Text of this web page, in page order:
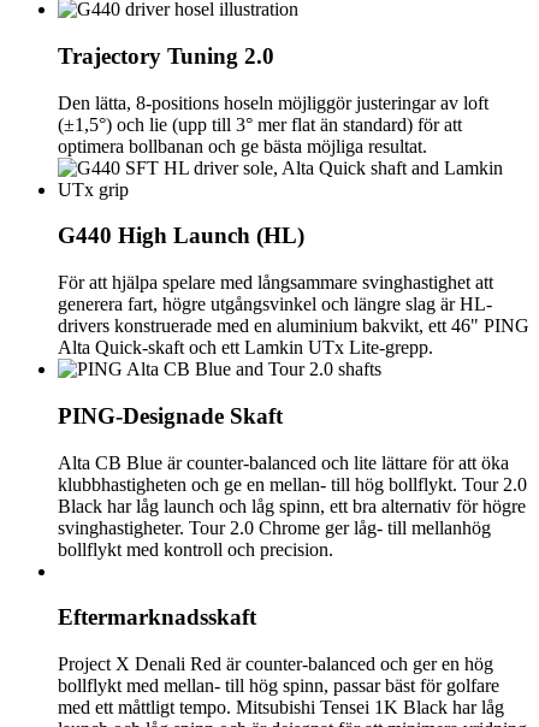
Trajectory Tuning 2.0
Den lätta, 8-positions hoseln möjliggör justeringar av loft
(±1,5°) och lie (upp till 3° mer flat än standard) för att
optimera bollbanan och ge bästa möjliga resultat.
G440 High Launch (HL)
För att hjälpa spelare med långsammare svinghastighet att
generera fart, högre utgångsvinkel och längre slag är HL-
drivers konstruerade med en aluminium bakvikt, ett 46" PING
Alta Quick-skaft och ett Lamkin UTx Lite-grepp.
PING-Designade Skaft
Alta CB Blue är counter-balanced och lite lättare för att öka
klubbhastigheten och ge en mellan- till hög bollflykt. Tour 2.0
Black har låg launch och låg spinn, ett bra alternativ för högre
svinghastigheter. Tour 2.0 Chrome ger låg- till mellanhög
bollflykt med kontroll och precision.
Eftermarknadsskaft
Project X Denali Red är counter-balanced och ger en hög
bollflykt med mellan- till hög spinn, passar bäst för golfare
med ett måttligt tempo. Mitsubishi Tensei 1K Black har låg